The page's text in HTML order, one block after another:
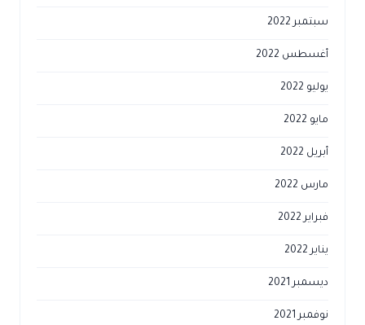
سبتمبر 2022
أغسطس 2022
يوليو 2022
مايو 2022
أبريل 2022
مارس 2022
فبراير 2022
يناير 2022
ديسمبر 2021
نوفمبر 2021